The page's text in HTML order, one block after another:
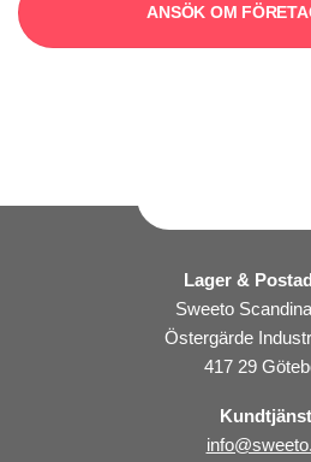
ANSÖK OM
Lager &
Sweeto
Östergärde
417 29